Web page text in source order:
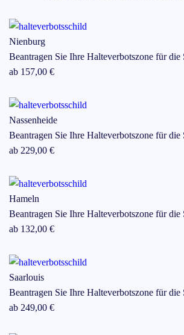
Nienburg
Beantragen Sie Ihre Halteverbotszone für die
ab 157,00 €
Nassenheide
Beantragen Sie Ihre Halteverbotszone für die
ab 229,00 €
Hameln
Beantragen Sie Ihre Halteverbotszone für die
ab 132,00 €
Saarlouis
Beantragen Sie Ihre Halteverbotszone für die
ab 249,00 €